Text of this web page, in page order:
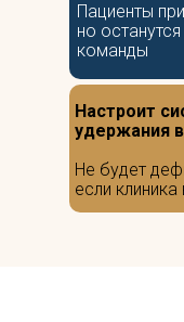
Пациенты
но
команды
Настроит
удержания
Не будет
если